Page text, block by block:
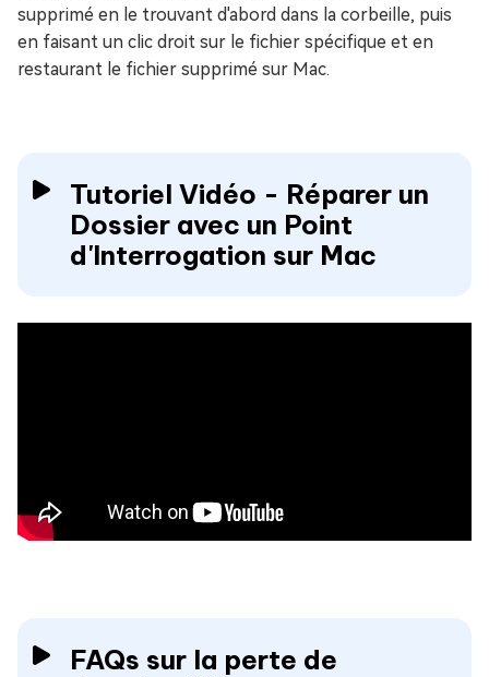
supprimé en le trouvant d'abord dans la corbeille, puis
en faisant un clic droit sur le fichier spécifique et en
restaurant le fichier supprimé sur Mac.
Tutoriel Vidéo - Réparer un
Dossier avec un Point
d'Interrogation sur Mac
FAQs sur la perte de